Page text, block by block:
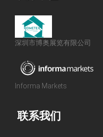
深圳市博奥展览有限公司
Informa Markets
联系我们